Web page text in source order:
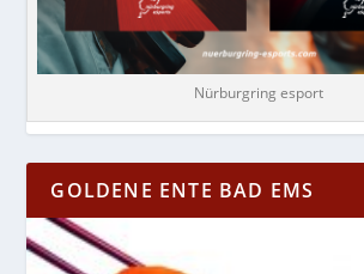
Nürburgring esport
GOLDENE ENTE BAD EMS